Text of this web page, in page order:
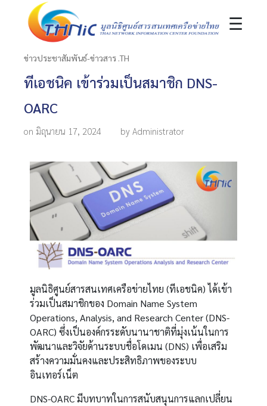
☰
ข่าวประชาสัมพันธ์-ข่าวสาร .TH
ทีเอชนิค เข้าร่วมเป็นสมาชิก DNS-
OARC
on มิถุนายน 17, 2024 by Administrator
มูลนิธิศูนย์สารสนเทศเครือข่ายไทย (ทีเอชนิค) ได้เข้า
ร่วมเป็นสมาชิกของ Domain Name System
Operations, Analysis, and Research Center (DNS-
OARC) ซึ่งเป็นองค์กรระดับนานาชาติที่มุ่งเน้นในการ
พัฒนาและวิจัยด้านระบบชื่อโดเมน (DNS) เพื่อเสริม
สร้างความมั่นคงและประสิทธิภาพของระบบ
อินเทอร์เน็ต
DNS-OARC มีบทบาทในการสนับสนุนการแลกเปลี่ยน